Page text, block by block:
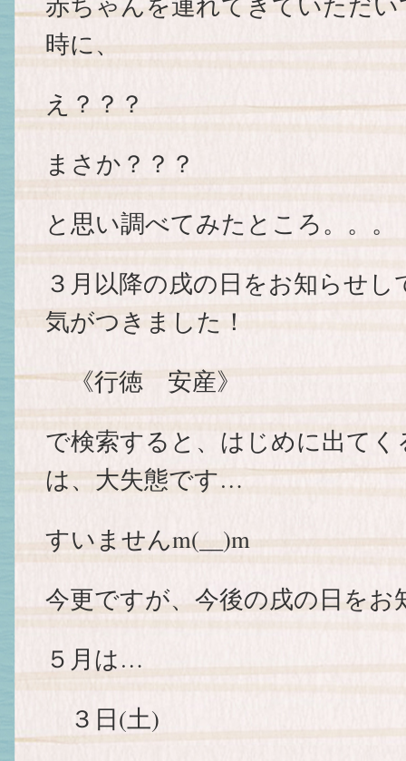
時に、
え？？？
まさか？？？
と思い調べてみたところ。。。
３月以降の戌の日をお知らせ
気がつきました！
《行徳 安産》
で検索すると、はじめに出て
は、大失態です…
すいませんm(__)m
今更ですが、今後の戌の日をお
５月は…
３日(土)